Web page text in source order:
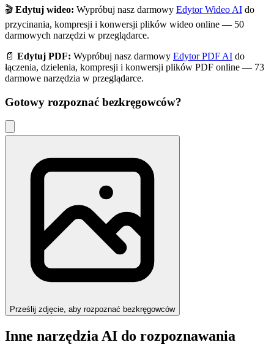
🎬 Edytuj wideo: Wypróbuj nasz darmowy Edytor Wideo AI do
przycinania, kompresji i konwersji plików wideo online — 50
darmowych narzędzi w przeglądarce.
📄 Edytuj PDF: Wypróbuj nasz darmowy Edytor PDF AI do
łączenia, dzielenia, kompresji i konwersji plików PDF online — 73
darmowe narzędzia w przeglądarce.
Gotowy rozpoznać bezkręgowców?
Prześlij zdjęcie, aby rozpoznać bezkręgowców
Inne narzędzia AI do rozpoznawania